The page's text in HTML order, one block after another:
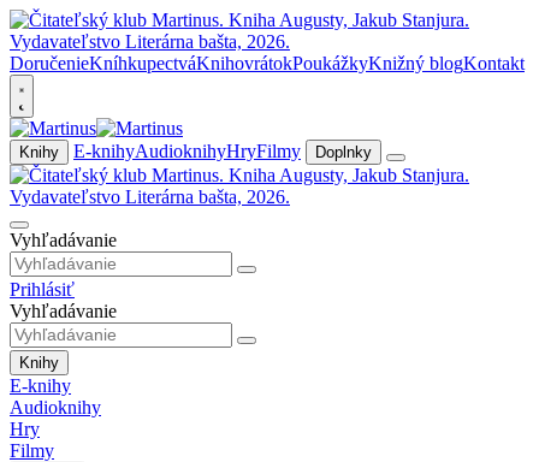
DoručenieKníhkupectváKnihovrátokPoukážkyKnižný blogKontakt
Knihy E-knihyAudioknihyHryFilmy Doplnky
Vyhľadávanie
Prihlásiť
Vyhľadávanie
Knihy
E-knihy
Audioknihy
Hry
Filmy